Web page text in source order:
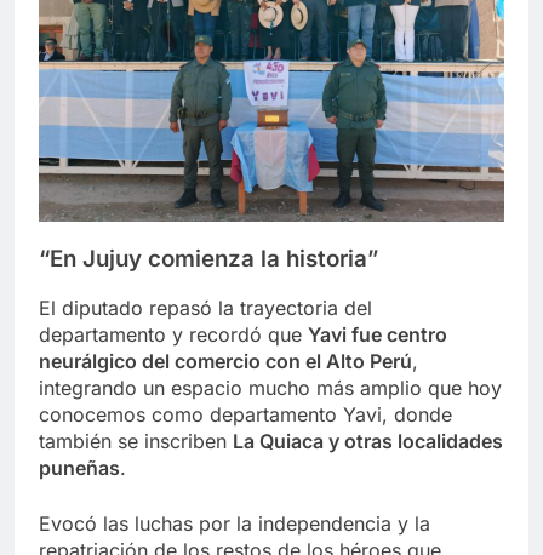
“En Jujuy comienza la historia”
El diputado repasó la trayectoria del
departamento y recordó que Yavi fue centro
neurálgico del comercio con el Alto Perú,
integrando un espacio mucho más amplio que hoy
conocemos como departamento Yavi, donde
también se inscriben La Quiaca y otras localidades
puneñas.
Evocó las luchas por la independencia y la